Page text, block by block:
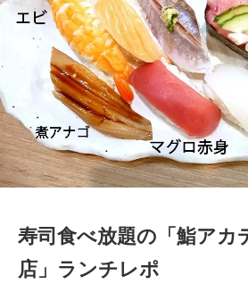
寿司食べ放題の「鮨アカ
店」ランチレポ